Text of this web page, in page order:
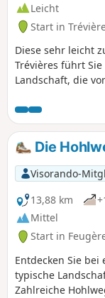
Leicht
Start in
Diese sehr leicht
Trévières führt
Landschaft, die
Die
Visorando-
13,88 km
Mittel
Start in
Entdecken Sie
typische
Zahlreiche